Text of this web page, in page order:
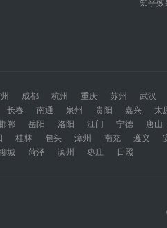
知乎效
成都 杭州 重庆 苏州
武汉
长春 南通 泉州 贵阳 嘉兴
太
郸 岳阳 洛阳 江门 宁德
唐山
桂林 包头 漳州 南充 遵义
城 菏泽 滨州 枣庄 日照